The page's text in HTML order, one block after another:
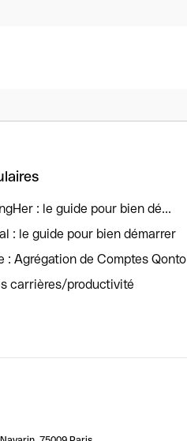
: le guide pour bien dé...
: le guide pour bien démarrer
: Agrégation de Comptes Qonto
carrières/productivité